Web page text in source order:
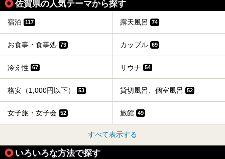
佐賀県の人気テーマから探す
宿泊 117 露天風呂 74
お食事・食事処 73 カップル 69
冷え性 67 サウナ 54
格安（1,000円以下） 53 貸切風呂、個室風呂 52
女子旅・女子会 52 旅館 49
すべて表示する
いろいろな方法で探す